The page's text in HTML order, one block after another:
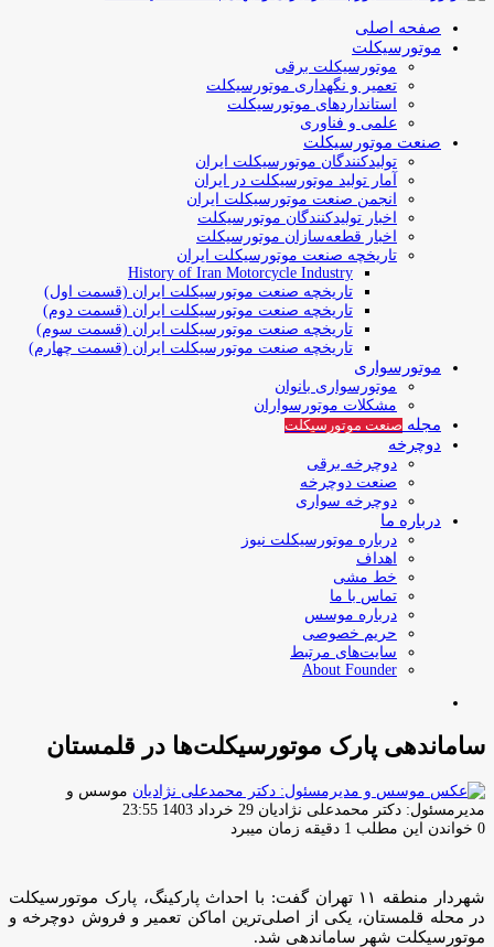
صفحه اصلی
موتورسیکلت
موتورسیکلت برقی
تعمیر و نگهداری موتورسیکلت
استانداردهای موتورسیکلت
علمی و فناوری
صنعت موتورسیکلت
تولیدکنندگان موتورسیکلت ایران
آمار تولید موتورسیکلت در ایران
انجمن صنعت موتورسیکلت ایران
اخبار تولیدکنندگان موتورسیکلت
اخبار قطعه‌سازان موتورسیکلت
تاریخچه صنعت موتورسیکلت ایران
History of Iran Motorcycle Industry
تاریخچه صنعت موتورسیکلت ایران (قسمت اول)
تاریخچه صنعت موتورسیکلت ایران (قسمت دوم)
تاریخچه صنعت موتورسیکلت ایران (قسمت سوم)
تاریخچه صنعت موتورسیکلت ایران (قسمت چهارم)
موتورسواری
موتورسواری بانوان
مشکلات موتورسواران
مجله صنعت موتورسیکلت
دوچرخه
دوچرخه برقی
صنعت دوچرخه
دوچرخه سواری
درباره ما
درباره موتورسیکلت نیوز
اهداف
خط مشی
تماس با ما
درباره موسس
حریم خصوصی
سایت‌های مرتبط
About Founder
ساماندهی پارک موتورسیکلت‌ها در قلمستان
موسس و
مدیرمسئول: دکتر محمدعلی نژادیان ارسال
ایمیل
29 خرداد 1403 23:55
0 خواندن این مطلب 1 دقیقه زمان میبرد
شهردار منطقه ۱۱ تهران گفت: با احداث پارکینگ، پارک موتورسیکلت
در محله قلمستان، یکی از اصلی‌ترین اماکن تعمیر و فروش دوچرخه و
موتورسیکلت شهر ساماندهی شد.